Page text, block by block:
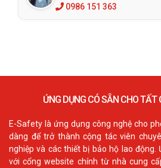
0986 151 363
ỨNG DỤNG CÓ SẴN CHO TẤT
E-Safety là ứng dụng công nghệ cho
dàng để trở thành cộng tác viên
nghiệp và các thiết bị bảo hộ lao động.
với cổng website chính từ nhà cung